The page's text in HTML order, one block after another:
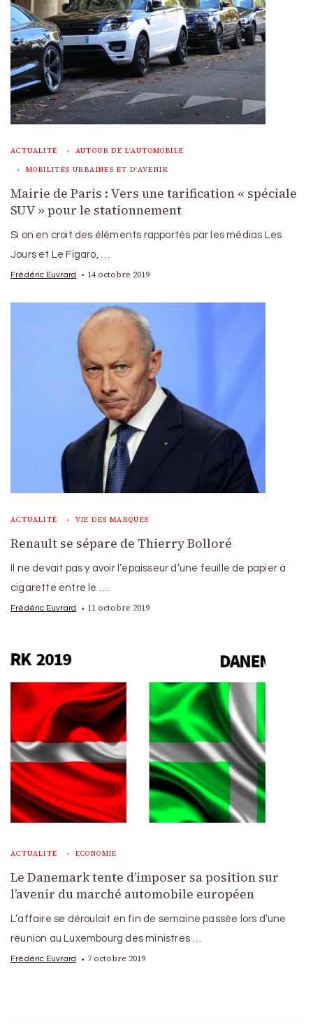
ACTUALITÉ AUTOUR DE L'AUTOMOBILE
MOBILITÉS URBAINES ET D'AVENIR
Mairie de Paris : Vers une tarification « spéciale
SUV » pour le stationnement
Si on en croit des éléments rapportés par les médias Les
Jours et Le Figaro, …
Frédéric Euvrard 14 octobre 2019
ACTUALITÉ VIE DES MARQUES
Renault se sépare de Thierry Bolloré
Il ne devait pas y avoir l’épaisseur d’une feuille de papier à
cigarette entre le …
Frédéric Euvrard 11 octobre 2019
ACTUALITÉ ECONOMIE
Le Danemark tente d’imposer sa position sur
l’avenir du marché automobile européen
L’affaire se déroulait en fin de semaine passée lors d’une
réunion au Luxembourg des ministres …
Frédéric Euvrard 7 octobre 2019